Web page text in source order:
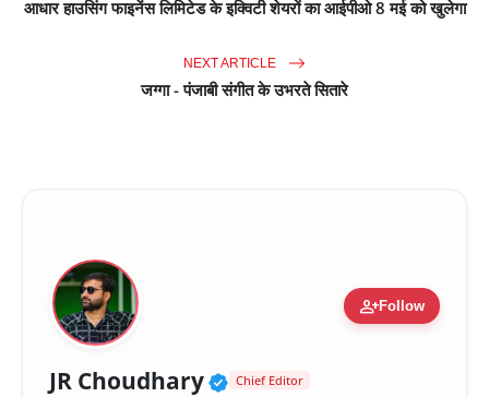
आधार हाउसिंग फाइनेंस लिमिटेड के इक्विटी शेयरों का आईपीओ 8 मई को खुलेगा
NEXT ARTICLE
जग्गा - पंजाबी संगीत के उभरते सितारे
person_addFollow
JR Choudhary Verified Public Figure
Chief Editor